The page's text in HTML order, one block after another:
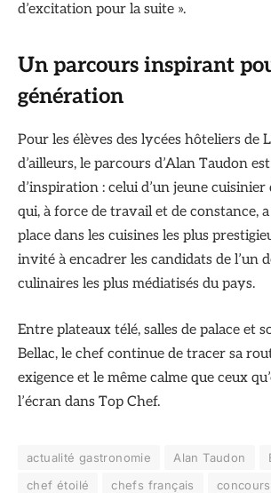
d’excitation pour la suite ».
Un parcours inspirant
génération
Pour les élèves des lycées hôteliers de
d’ailleurs, le parcours d’Alan Taudon
d’inspiration : celui d’un jeune cuisinier
qui, à force de travail et de constance,
place dans les cuisines les plus
invité à encadrer les candidats de l’un
culinaires les plus médiatisés du pays.
Entre plateaux télé, salles de palace et
Bellac, le chef continue de tracer sa
exigence et le même calme que ceux
l’écran dans Top Chef.
actualité gastronomie Alan Taudon
chef étoilé
chefs français